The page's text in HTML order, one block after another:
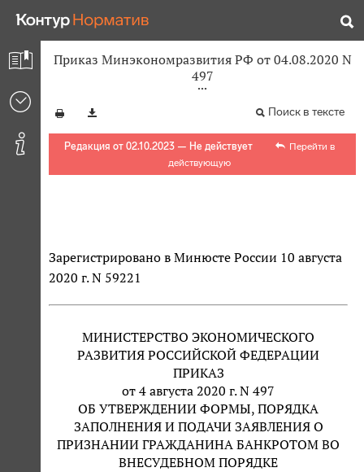
Приказ Минэкономразвития РФ от 04.08.2020 N
497
Поиск в тексте
Редакция от 02.10.2023 — Не действует
Перейти в
действующую
Зарегистрировано в Минюсте России 10 августа
2020 г. N 59221
МИНИСТЕРСТВО ЭКОНОМИЧЕСКОГО
РАЗВИТИЯ РОССИЙСКОЙ ФЕДЕРАЦИИ
ПРИКАЗ
от 4 августа 2020 г. N 497
ОБ УТВЕРЖДЕНИИ ФОРМЫ, ПОРЯДКА
ЗАПОЛНЕНИЯ И ПОДАЧИ ЗАЯВЛЕНИЯ О
ПРИЗНАНИИ ГРАЖДАНИНА БАНКРОТОМ ВО
ВНЕСУДЕБНОМ ПОРЯДКЕ